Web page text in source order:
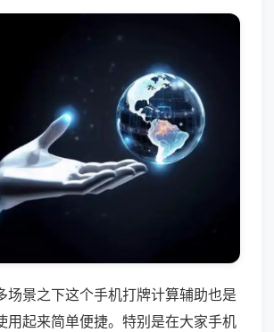
场景之下这个手机打牌计算辅助也是
用起来简单便捷。特别是在大家手机